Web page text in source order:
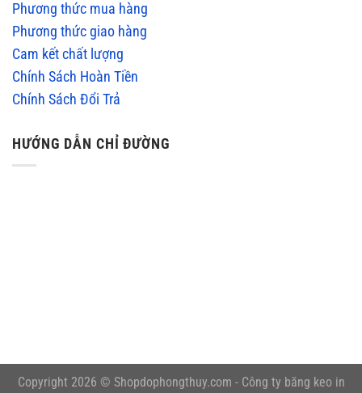
Phương thức mua hàng
Phương thức giao hàng
Cam kết chất lượng
Chính Sách Hoàn Tiền
Chính Sách Đổi Trả
HƯỚNG DẪN CHỈ ĐƯỜNG
embedgooglemap.net
Copyright 2026 © Shopdophongthuy.com - Công ty băng keo in